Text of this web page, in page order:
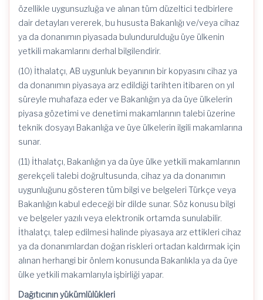
özellikle uygunsuzluğa ve alınan tüm düzeltici tedbirlere
dair detayları vererek, bu hususta Bakanlığı ve/veya cihaz
ya da donanımın piyasada bulundurulduğu üye ülkenin
yetkili makamlarını derhal bilgilendirir.
(10) İthalatçı, AB uygunluk beyanının bir kopyasını cihaz ya
da donanımın piyasaya arz edildiği tarihten itibaren on yıl
süreyle muhafaza eder ve Bakanlığın ya da üye ülkelerin
piyasa gözetimi ve denetimi makamlarının talebi üzerine
teknik dosyayı Bakanlığa ve üye ülkelerin ilgili makamlarına
sunar.
(11) İthalatçı, Bakanlığın ya da üye ülke yetkili makamlarının
gerekçeli talebi doğrultusunda, cihaz ya da donanımın
uygunluğunu gösteren tüm bilgi ve belgeleri Türkçe veya
Bakanlığın kabul edeceği bir dilde sunar. Söz konusu bilgi
ve belgeler yazılı veya elektronik ortamda sunulabilir.
İthalatçı, talep edilmesi halinde piyasaya arz ettikleri cihaz
ya da donanımlardan doğan riskleri ortadan kaldırmak için
alınan herhangi bir önlem konusunda Bakanlıkla ya da üye
ülke yetkili makamlarıyla işbirliği yapar.
Dağıtıcının yükümlülükleri